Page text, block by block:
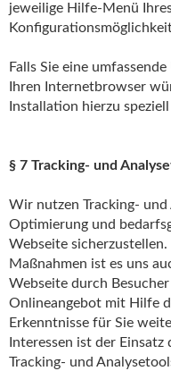
jeweilige Hilfe-Menü
Falls Sie eine
Ihren Internetbrowser
Installation hierzu
§ 7 Tracking- und
Wir nutzen Tracking-
Optimierung und
Webseite
Maßnahmen ist es uns
Webseite durch
Onlineangebot mit Hilfe
Erkenntnisse für Sie
Interessen ist der
Tracking- und